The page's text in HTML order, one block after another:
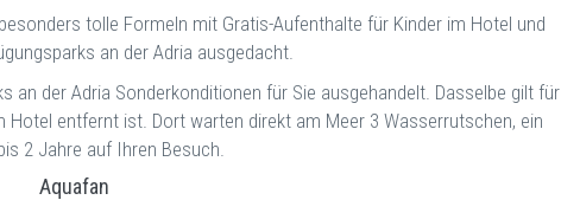
tolle Formeln mit Gratis-Aufenthalte für Kinder im Hotel und
an der Adria ausgedacht.
an der Adria Sonderkonditionen für Sie ausgehandelt. Dasselbe gilt für
Hotel entfernt ist. Dort warten direkt am Meer 3 Wasserrutschen, ein
2 Jahre auf Ihren Besuch.
Aquafan